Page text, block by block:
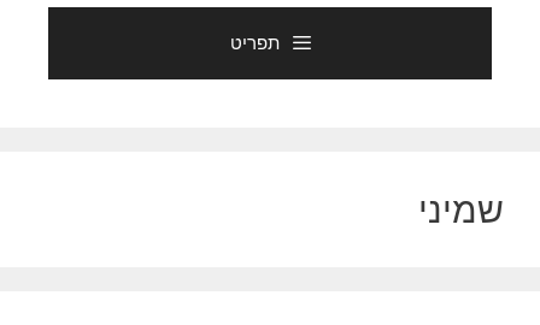
תפריט
שמיני